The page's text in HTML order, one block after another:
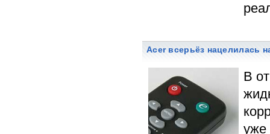
Acer всерьёз нацелилась
В
уже